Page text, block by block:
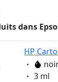
dans
HP
3 ml